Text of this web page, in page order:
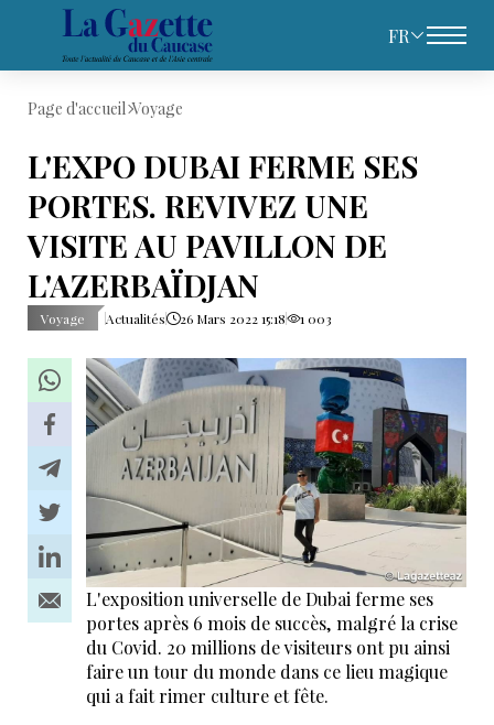
FR
Page d'accueil Voyage
L'EXPO DUBAI FERME SES
PORTES. REVIVEZ UNE
VISITE AU PAVILLON DE
L'AZERBAÏDJAN
Voyage Actualités 26 Mars 2022 15:18 1 003
L'exposition universelle de Dubai ferme ses
portes après 6 mois de succès, malgré la crise
du Covid. 20 millions de visiteurs ont pu ainsi
faire un tour du monde dans ce lieu magique
qui a fait rimer culture et fête.